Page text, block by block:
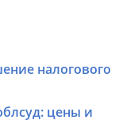
налогового
цены и